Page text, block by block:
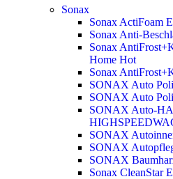
Sonax
Sonax ActiFoam
Sonax Anti-
Sonax
Home Hot
Sonax
SONAX Auto
SONAX Auto
SONAX Auto-
SONAX
SONAX
SONAX
Sonax CleanStar